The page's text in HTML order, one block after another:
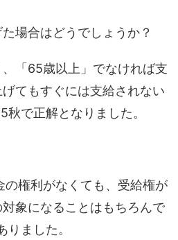
場合はどうでしょうか？
「65歳以上」でなければ支
てもすぐには支給されない
で正解となりました。
権利がなくても、受給権が
象になることはもちろんで
ました。